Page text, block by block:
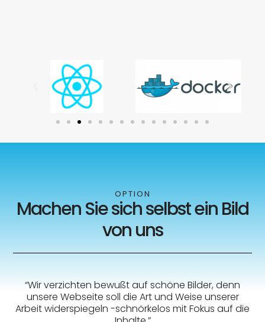
OPTION
Machen Sie sich selbst ein Bild
von uns
“Wir verzichten bewußt auf schöne Bilder, denn
unsere Webseite soll die Art und Weise unserer
Arbeit widerspiegeln -schnörkelos mit Fokus auf die